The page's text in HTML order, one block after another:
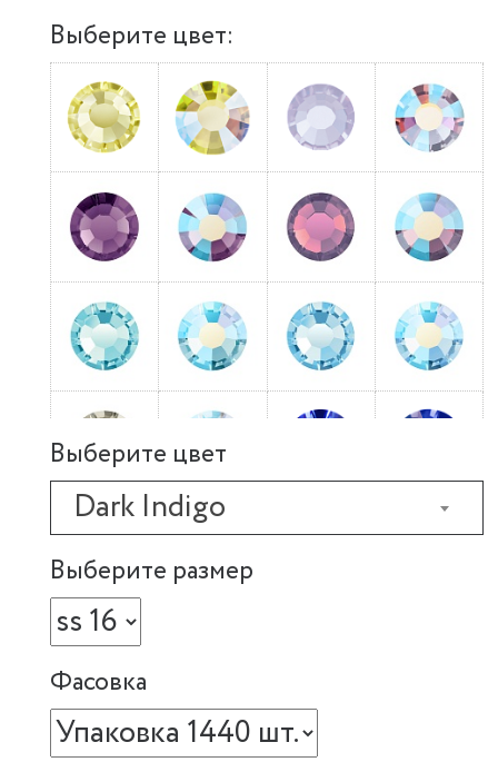
Выберите цвет:
Выберите цвет
Dark Indigo
Выберите размер
Фасовка